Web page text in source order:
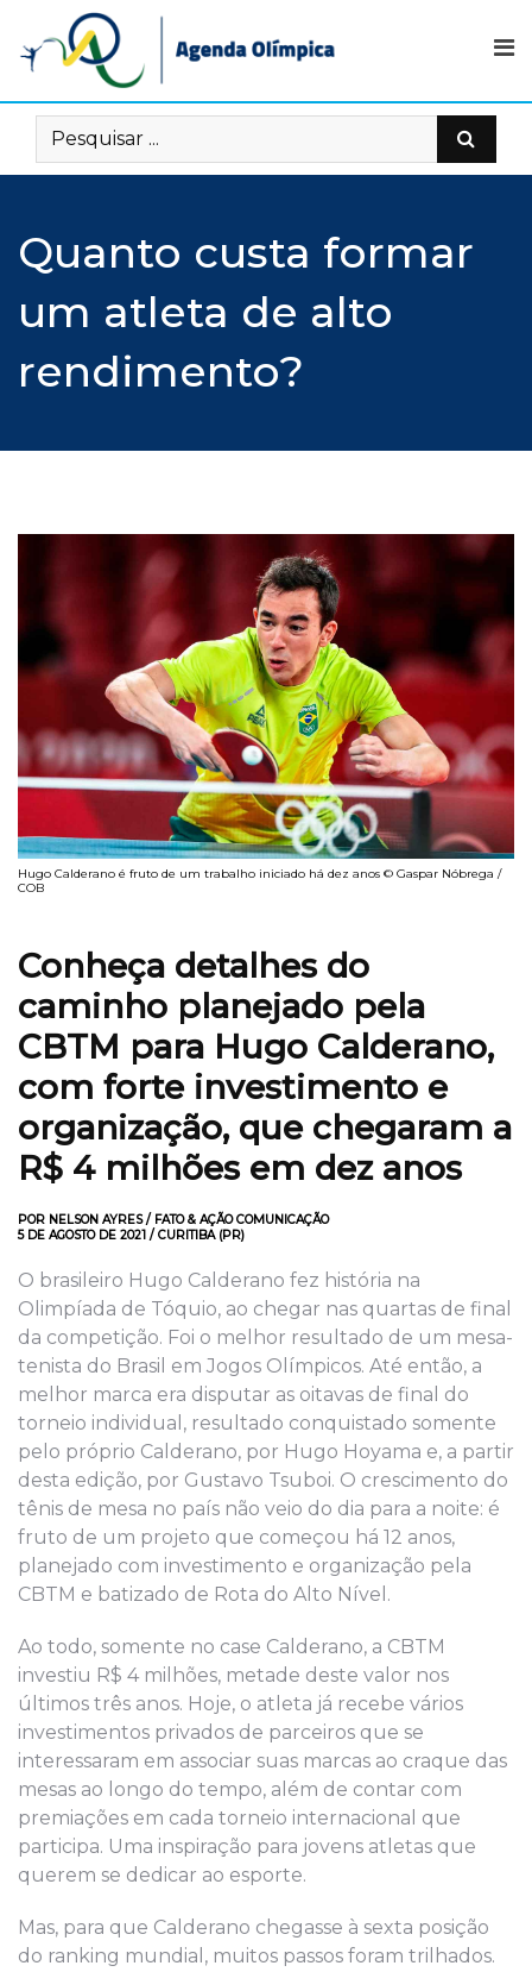
content
Quanto custa formar
um atleta de alto
rendimento?
Hugo Calderano é fruto de um trabalho iniciado há dez anos © Gaspar Nóbrega /
COB
Conheça detalhes do
caminho planejado pela
CBTM para Hugo Calderano,
com forte investimento e
organização, que chegaram a
R$ 4 milhões em dez anos
POR NELSON AYRES / FATO & AÇÃO COMUNICAÇÃO
5 DE AGOSTO DE 2021 / CURITIBA (PR)
O brasileiro Hugo Calderano fez história na
Olimpíada de Tóquio, ao chegar nas quartas de final
da competição. Foi o melhor resultado de um mesa-
tenista do Brasil em Jogos Olímpicos. Até então, a
melhor marca era disputar as oitavas de final do
torneio individual, resultado conquistado somente
pelo próprio Calderano, por Hugo Hoyama e, a partir
desta edição, por Gustavo Tsuboi. O crescimento do
tênis de mesa no país não veio do dia para a noite: é
fruto de um projeto que começou há 12 anos,
planejado com investimento e organização pela
CBTM e batizado de Rota do Alto Nível.
Ao todo, somente no case Calderano, a CBTM
investiu R$ 4 milhões, metade deste valor nos
últimos três anos. Hoje, o atleta já recebe vários
investimentos privados de parceiros que se
interessaram em associar suas marcas ao craque das
mesas ao longo do tempo, além de contar com
premiações em cada torneio internacional que
participa. Uma inspiração para jovens atletas que
querem se dedicar ao esporte.
Mas, para que Calderano chegasse à sexta posição
do ranking mundial, muitos passos foram trilhados.